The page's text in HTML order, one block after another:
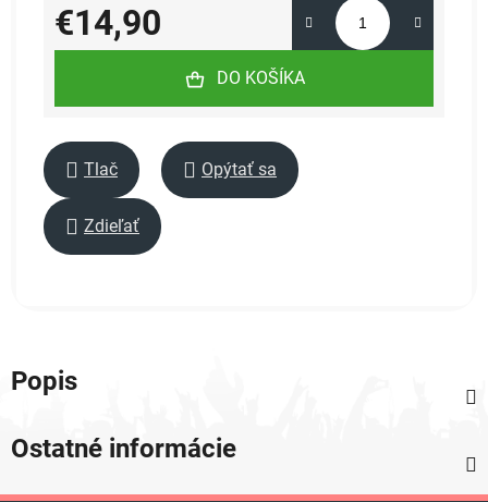
€14,90
Jednotková cena:
DO KOŠÍKA
Tlač Opýtať sa
Zdieľať
Popis
Ostatné informácie